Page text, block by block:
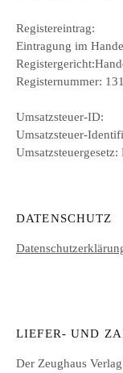
Registereintrag:
Eintragung im
Registernummer:
Umsatzsteuer-ID:
Umsatzsteuer-
DATENSCHUTZ
LIEFER- UND
Der Zeughaus